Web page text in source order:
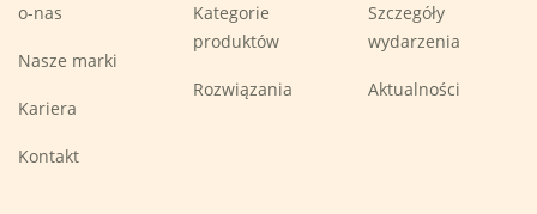
o-nas
Nasze marki
Kariera
new
Kontakt
Kategorie
produktów
Rozwiązania
Szczegóły
wydarzenia
Aktualności